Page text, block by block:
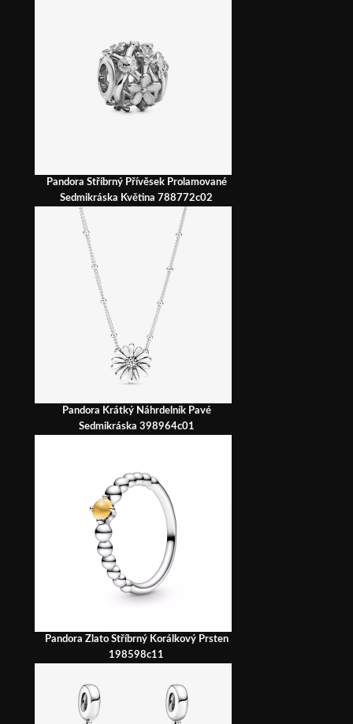
Pandora Stříbrný Přívěsek Prolamované
Sedmikráska Květina 788772c02
Pandora Krátký Náhrdelník Pavé
Sedmikráska 398964c01
Pandora Zlato Stříbrný Korálkový Prsten
198598c11